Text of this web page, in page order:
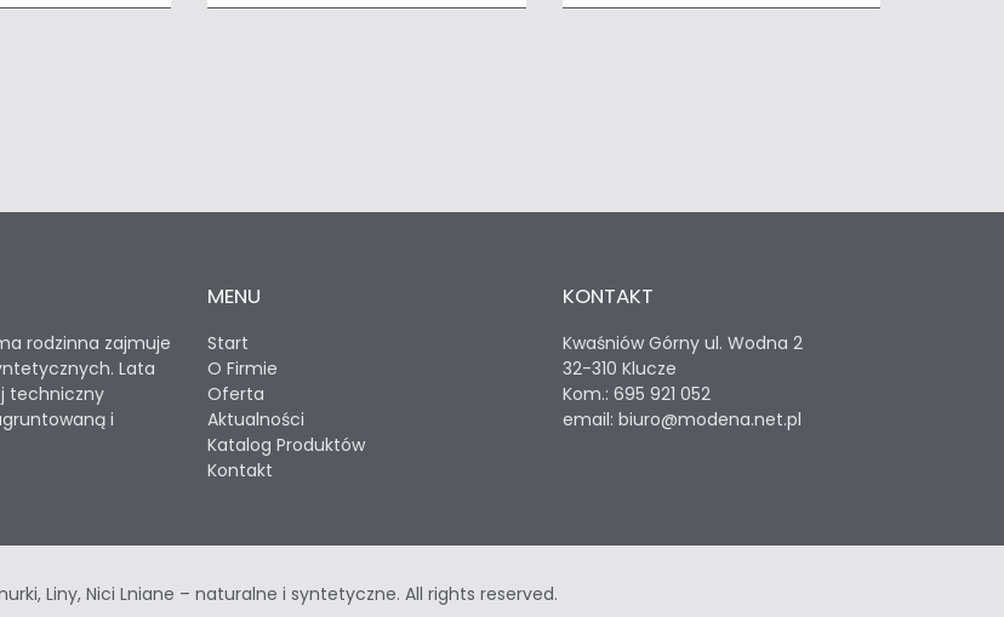
rodzinna zajmuje
Lata
techniczny
i
MENU
Start
O Firmie
Oferta
Aktualności
Katalog Produktów
Kontakt
KONTAKT
Kwaśniów Górny ul. Wodna 2
32-310 Klucze
Kom.: 695 921 052
email: biuro@modena.net.pl
Liny, Nici Lniane – naturalne i syntetyczne. All rights reserved.